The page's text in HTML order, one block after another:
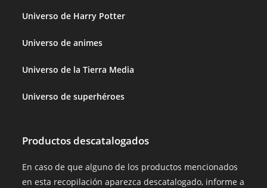
Universo de Harry Potter
Universo de animes
Universo de la Tierra Media
Universo de superhéroes
Productos descatalogados
En caso de que alguno de los productos mencionados
en esta recopilación aparezca descatalogado, informe a